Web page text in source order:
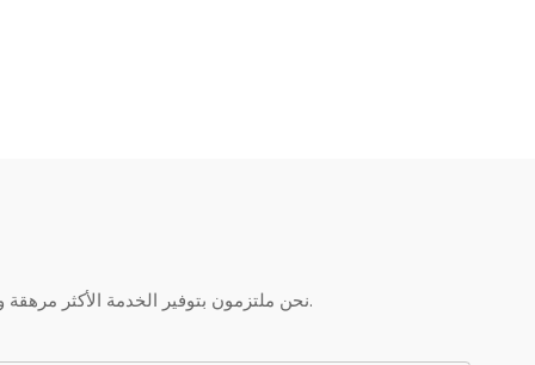
نحن ملتزمون بتوفير الخدمة الأكثر مرهقة والجودة والقيمة الممتازة لكل عميل يقوم بشراء منتجاتنا. إذا كان لديك أي أسئلة حول طلبك ، فلا تتردد في الاتصال بنا.